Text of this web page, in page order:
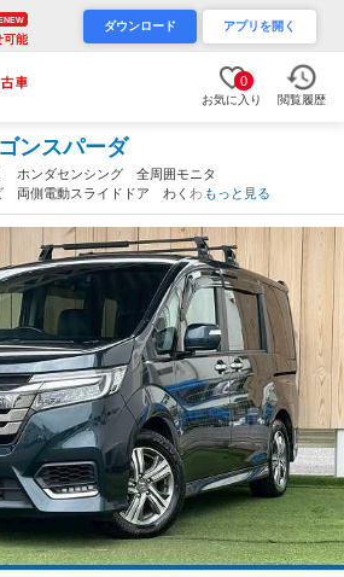
可能
ダウンロード アプリを開く
0
お気に入り 閲覧履歴
ンスパーダ
ホンダセンシング 全周囲モニタ
両側電動スライドドア わくわく
トロール シートヒーター ＥＴ
ート ハーフレザーシート フル
もっと見る